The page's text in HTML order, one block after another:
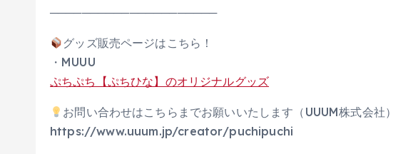
─────────────────────
グッズ販売ページはこちら！
・MUUU
ぷちぷち【ぷちひな】のオリジナルグッズ
お問い合わせはこちらまでお願いいたします（UUUM株式会社）
https://www.uuum.jp/creator/puchipuchi